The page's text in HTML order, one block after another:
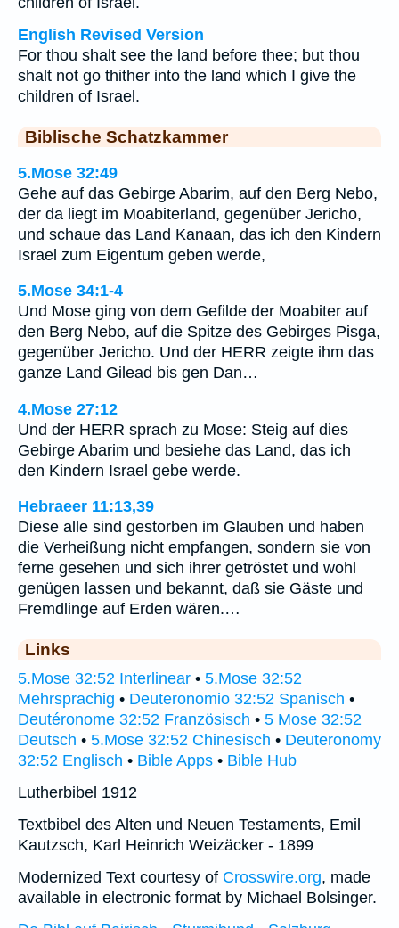
English Revised Version
For thou shalt see the land before thee; but thou
shalt not go thither into the land which I give the
children of Israel.
Biblische Schatzkammer
5.Mose 32:49
Gehe auf das Gebirge Abarim, auf den Berg Nebo,
der da liegt im Moabiterland, gegenüber Jericho,
und schaue das Land Kanaan, das ich den Kindern
Israel zum Eigentum geben werde,
5.Mose 34:1-4
Und Mose ging von dem Gefilde der Moabiter auf
den Berg Nebo, auf die Spitze des Gebirges Pisga,
gegenüber Jericho. Und der HERR zeigte ihm das
ganze Land Gilead bis gen Dan…
4.Mose 27:12
Und der HERR sprach zu Mose: Steig auf dies
Gebirge Abarim und besiehe das Land, das ich
den Kindern Israel gebe werde.
Hebraeer 11:13,39
Diese alle sind gestorben im Glauben und haben
die Verheißung nicht empfangen, sondern sie von
ferne gesehen und sich ihrer getröstet und wohl
genügen lassen und bekannt, daß sie Gäste und
Fremdlinge auf Erden wären.…
Links
5.Mose 32:52 Interlinear • 5.Mose 32:52
Mehrsprachig • Deuteronomio 32:52 Spanisch •
Deutéronome 32:52 Französisch • 5 Mose 32:52
Deutsch • 5.Mose 32:52 Chinesisch • Deuteronomy
32:52 Englisch • Bible Apps • Bible Hub
Lutherbibel 1912
Textbibel des Alten und Neuen Testaments, Emil
Kautzsch, Karl Heinrich Weizäcker - 1899
Modernized Text courtesy of Crosswire.org, made
available in electronic format by Michael Bolsinger.